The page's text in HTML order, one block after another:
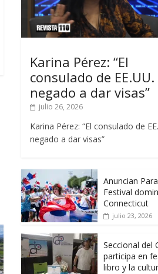
Karina Pérez: “El
consulado de
negado a dar visas”
julio 26, 2026
Karina Pérez: “El consulado de
negado a dar visas”
Anuncian
Festival
Connecticut
julio 23, 2026
Seccional del
participa en
libro y la